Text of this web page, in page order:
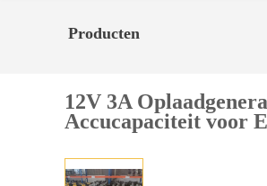
Producten
12V 3A
Accucapaciteit voor